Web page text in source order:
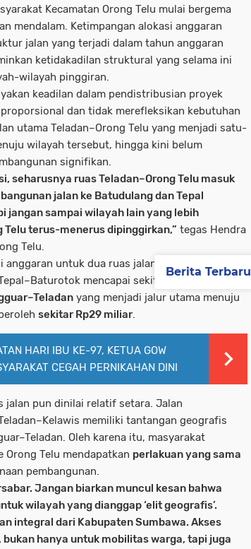
Kecamatan Orong Telu mulai bergema
mendalam. Ketimpangan alokasi anggaran
jalan yang terjadi dalam tahun anggaran
ketidakadilan struktural yang selama ini
wilayah pinggiran.
keadilan dalam pendistribusian proyek
dan tidak merefleksikan kebutuhan
utama Teladan–Orong Telu yang menjadi satu-
wilayah tersebut, hingga kini belum
signifikan.
seharusnya ruas Teladan–Orong Telu masuk
jalan ke Batudulang dan Tepal
jangan sampai wilayah lain yang lebih
terus-menerus dipinggirkan,” tegas Hendra
Telu.
anggaran untuk dua ruas jalan besar ke
mencapai sekitar
yang menjadi jalur utama menuju
sekitar Rp29 miliar.
HARI IBU KE-97, KETUA GOW
CEGAH PERNIKAHAN DINI
jalan pun dinilai relatif setara. Jalan
memiliki tantangan geografis
Oleh karena itu, masyarakat
Orong Telu mendapatkan perlakuan yang sama
pembangunan.
Jangan biarkan muncul kesan bahwa
wilayah yang dianggap ‘elit geografis’.
integral dari Kabupaten Sumbawa. Akses
hanya untuk mobilitas warga, tapi juga
Berita Terbaru